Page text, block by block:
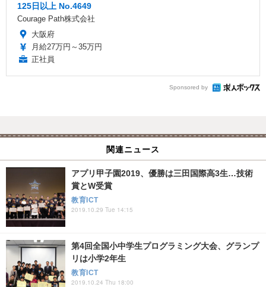
125日以上 No.4649
Courage Path株式会社
大阪府
月給27万円～35万円
正社員
Sponsored by
関連ニュース
アプリ甲子園2019、優勝は三田国際高3生…技術
賞とW受賞
教育ICT
2019.10.29 Tue 14:15
第4回全国小中学生プログラミング大会、グランプ
リは小学2年生
教育ICT
2019.10.24 Thu 18:00